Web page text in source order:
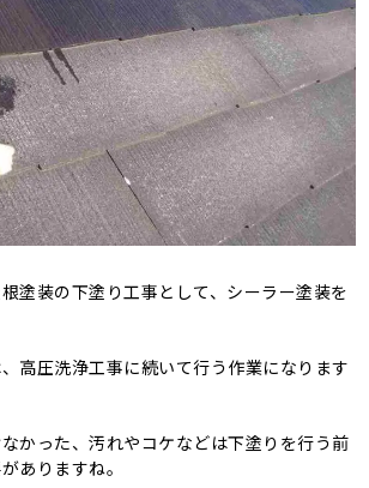
塗装の下塗り工事として、シーラー塗装を
高圧洗浄工事に続いて行う作業になります
かった、汚れやコケなどは下塗りを行う前
ありますね。